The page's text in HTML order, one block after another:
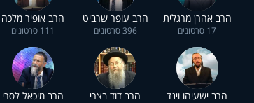
הרב אהרן מרגלית
17 סרטונים
הרב עופר שרביט
396 סרטונים
הרב אופיר מלכה
111 סרטונים
הרב ישעיהו וינד הרב דוד בצרי הרב מיכאל לסרי